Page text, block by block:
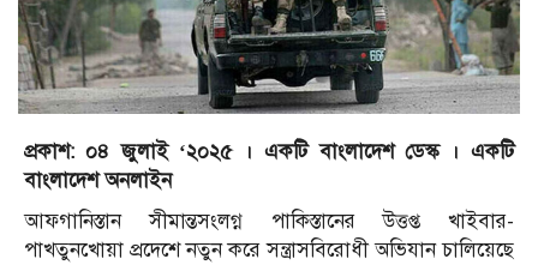
প্রকাশ: ০৪ জুলাই ‘২০২৫ । একটি বাংলাদেশ ডেস্ক । একটি
বাংলাদেশ অনলাইন
আফগানিস্তান সীমান্তসংলগ্ন পাকিস্তানের উত্তপ্ত খাইবার-
পাখতুনখোয়া প্রদেশে নতুন করে সন্ত্রাসবিরোধী অভিযান চালিয়েছে